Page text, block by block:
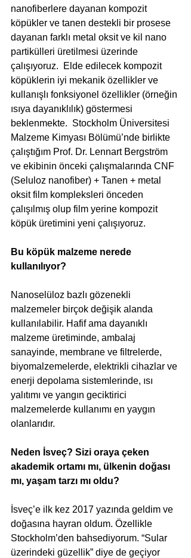
nanofiberlere dayanan kompozit
köpükler ve tanen destekli bir prosese
dayanan farklı metal oksit ve kil nano
partikülleri üretilmesi üzerinde
çalışıyoruz.  Elde edilecek kompozit
köpüklerin iyi mekanik özellikler ve
kullanışlı fonksiyonel özellikler (örneğin
ısıya dayanıklılık) göstermesi
beklenmekte.  Stockholm Üniversitesi
Malzeme Kimyası Bölümü’nde birlikte
çalıştığım Prof. Dr. Lennart Bergström
ve ekibinin önceki çalışmalarında CNF
(Seluloz nanofiber) + Tanen + metal
oksit film kompleksleri önceden
çalışılmış olup film yerine kompozit
köpük üretimini yeni çalışıyoruz.
Bu köpük malzeme nerede
kullanılıyor?
Nanoselüloz bazlı gözenekli
malzemeler birçok değişik alanda
kullanılabilir. Hafif ama dayanıklı
malzeme üretiminde, ambalaj
sanayinde, membrane ve filtrelerde,
biyomalzemelerde, elektrikli cihazlar ve
enerji depolama sistemlerinde, ısı
yalıtımı ve yangın geciktirici
malzemelerde kullanımı en yaygın
olanlarıdır.
Neden İsveç? Sizi oraya çeken
akademik ortamı mı, ülkenin doğası
mı, yaşam tarzı mı oldu?
İsveç’e ilk kez 2017 yazında geldim ve
doğasına hayran oldum. Özellikle
Stockholm’den bahsediyorum. “Sular
üzerindeki güzellik” diye de geçiyor